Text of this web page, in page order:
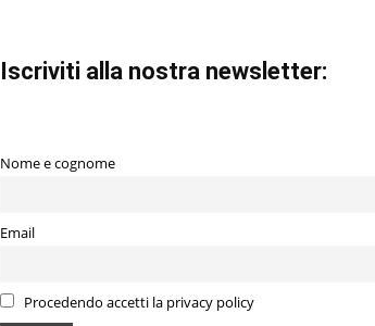
Iscriviti alla nostra newsletter:
Nome e cognome
Email
Procedendo accetti la privacy policy